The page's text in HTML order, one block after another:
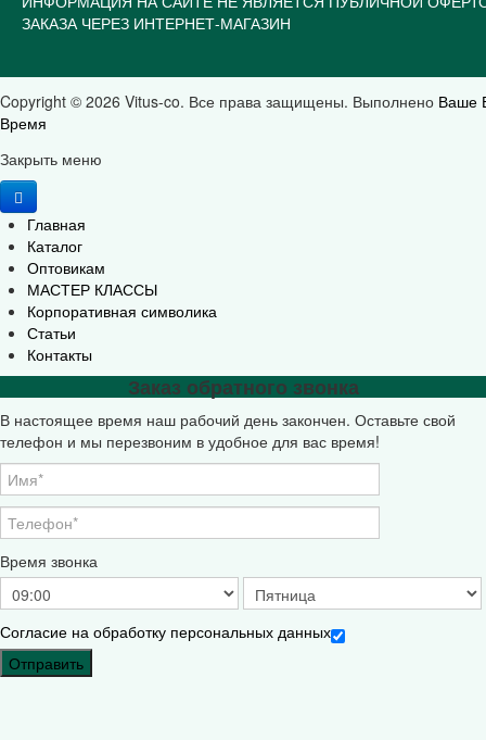
ЗАКАЗА ЧЕРЕЗ ИНТЕРНЕТ-МАГАЗИН
Copyright © 2026 Vitus-co. Все права защищены. Выполнено Ваше
Время
Закрыть меню
Главная
Каталог
Оптовикам
МАСТЕР КЛАССЫ
Корпоративная символика
Статьи
Контакты
Заказ обратного звонка
В настоящее время наш рабочий день закончен. Оставьте свой
телефон и мы перезвоним в удобное для вас время!
Время звонка
Согласие на обработку персональных данных
Отправить